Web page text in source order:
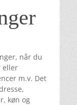
når du
eller
m.v. Det
køn og